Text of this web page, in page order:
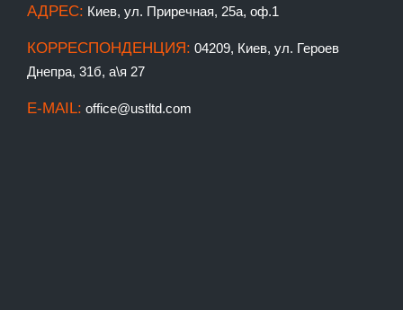
АДРЕС: Киев, ул. Приречная, 25а, оф.1
КОРРЕСПОНДЕНЦИЯ: 04209, Киев, ул. Героев
Днепра, 31б, а\я 27
E-MAIL: office@ustltd.com